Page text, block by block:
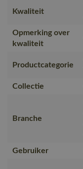
Kwaliteit
Opmerking over
kwaliteit
Productcategorie
Collectie
Branche
Gebruiker